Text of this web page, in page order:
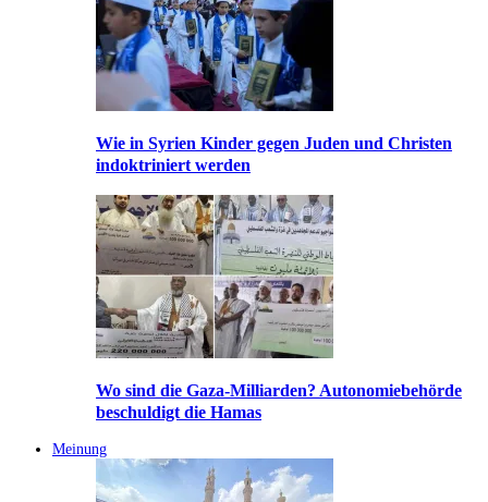
Wie in Syrien Kinder gegen Juden und Christen
indoktriniert werden
Wo sind die Gaza-Milliarden? Autonomiebehörde
beschuldigt die Hamas
Meinung